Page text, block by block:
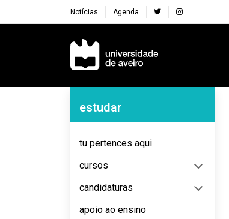
Notícias Agenda
Navegação Principal
Navegação Lateral
estudar
tu pertences aqui
cursos
candidaturas
apoio ao ensino